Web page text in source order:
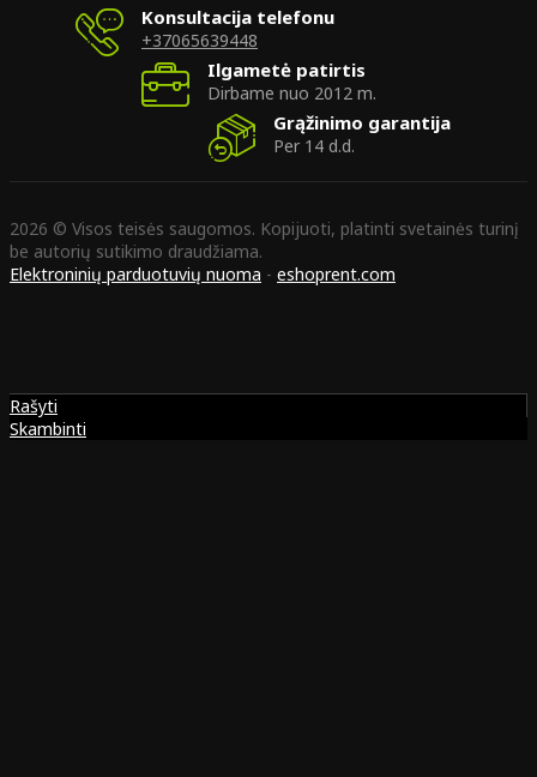
Konsultacija telefonu
+37065639448
Ilgametė patirtis
Dirbame nuo 2012 m.
Grąžinimo garantija
Per 14 d.d.
2026 © Visos teisės saugomos. Kopijuoti, platinti svetainės turinį
be autorių sutikimo draudžiama.
Elektroninių parduotuvių nuoma - eshoprent.com
Rašyti
Skambinti